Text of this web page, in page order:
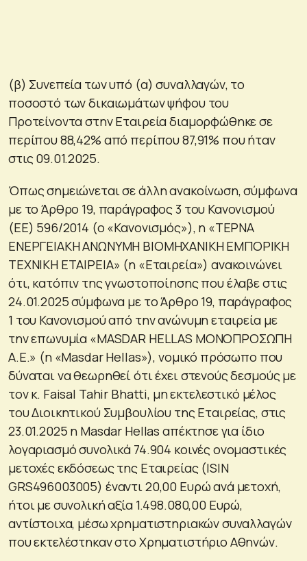
(β) Συνεπεία των υπό (α) συναλλαγών, το
ποσοστό των δικαιωμάτων ψήφου του
Προτείνοντα στην Εταιρεία διαμορφώθηκε σε
περίπου 88,42% από περίπου 87,91% που ήταν
στις 09.01.2025.
Όπως σημειώνεται σε άλλη ανακοίνωση, σύμφωνα
με το Άρθρο 19, παράγραφος 3 του Κανονισμού
(ΕΕ) 596/2014 (ο «Κανονισμός»), η «ΤΕΡΝΑ
ΕΝΕΡΓΕΙΑΚΗ ΑΝΩΝΥΜΗ ΒΙΟΜΗΧΑΝΙΚΗ ΕΜΠΟΡΙΚΗ
ΤΕΧΝΙΚΗ ΕΤΑΙΡΕΙΑ» (η «Εταιρεία») ανακοινώνει
ότι, κατόπιν της γνωστοποίησης που έλαβε στις
24.01.2025 σύμφωνα με το Άρθρο 19, παράγραφος
1 του Κανονισμού από την ανώνυμη εταιρεία με
την επωνυμία «MASDAR HELLAS ΜΟΝΟΠΡΟΣΩΠΗ
Α.Ε.» (η «Masdar Hellas»), νομικό πρόσωπο που
δύναται να θεωρηθεί ότι έχει στενούς δεσμούς με
τον κ. Faisal Tahir Bhatti, μη εκτελεστικό μέλος
του Διοικητικού Συμβουλίου της Εταιρείας, στις
23.01.2025 η Masdar Hellas απέκτησε για ίδιο
λογαριασμό συνολικά 74.904 κοινές ονομαστικές
μετοχές εκδόσεως της Εταιρείας (ISIN
GRS496003005) έναντι 20,00 Ευρώ ανά μετοχή,
ήτοι με συνολική αξία 1.498.080,00 Ευρώ,
αντίστοιχα, μέσω χρηματιστηριακών συναλλαγών
που εκτελέστηκαν στο Χρηματιστήριο Αθηνών.